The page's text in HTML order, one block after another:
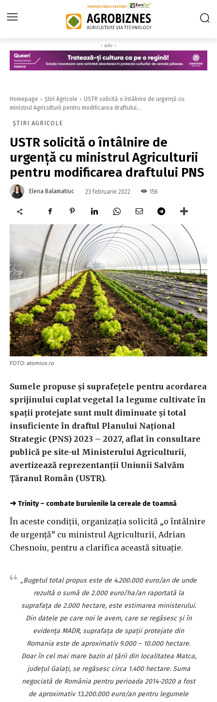
‹ adv ›
Homepage Știri Agricole
USTR solicită o întâlnire de urgenţă cu
ministrul Agriculturii pentru modificarea draftului...
ȘTIRI AGRICOLE
USTR solicită o întâlnire de
urgenţă cu ministrul Agriculturii
pentru modificarea draftului PNS
Elena Balamatiuc 23 februarie 2022 156
FOTO: atomico.ro
Sumele propuse şi suprafeţele pentru acordarea
sprijinului cuplat vegetal la legume cultivate în
spaţii protejate sunt mult diminuate şi total
insuficiente în draftul Planului Naţional
Strategic (PNS) 2023 – 2027, aflat în consultare
publică pe site-ul Ministerului Agriculturii,
avertizează reprezentanţii Uniunii Salvăm
Ţăranul Român (USTR).
➜ Trinity – combate buruienile la cereale de toamnă
În aceste condiţii, organizaţia solicită „o întâlnire
de urgenţă” cu ministrul Agriculturii, Adrian
Chesnoiu, pentru a clarifica această situaţie.
„Bugetul total propus este de 4.200.000 euro/an de unde
rezultă o sumă de 2.000 euro/ha/an raportată la
suprafaţa de 2.000 hectare, este estimarea ministerului.
Din datele pe care noi le avem, care se regăsesc şi în
evidenţa MADR, suprafaţa de spaţii protejate din
Romania este de aproximativ 9.000 – 10.000 hectare.
Doar în cel mai mare bazin al ţării din localitatea Matca,
judeţul Galaţi, se regăsesc circa 1.400 hectare. Suma
negociată de România pentru perioada 2014-2020 a fost
de aproximativ 13.200.000 euro/an pentru legumele